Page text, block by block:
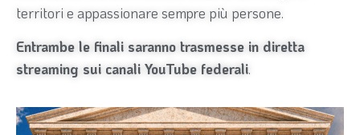
territori e appassionare sempre più persone.
Entrambe le finali saranno trasmesse in diretta
streaming sui canali YouTube federali.